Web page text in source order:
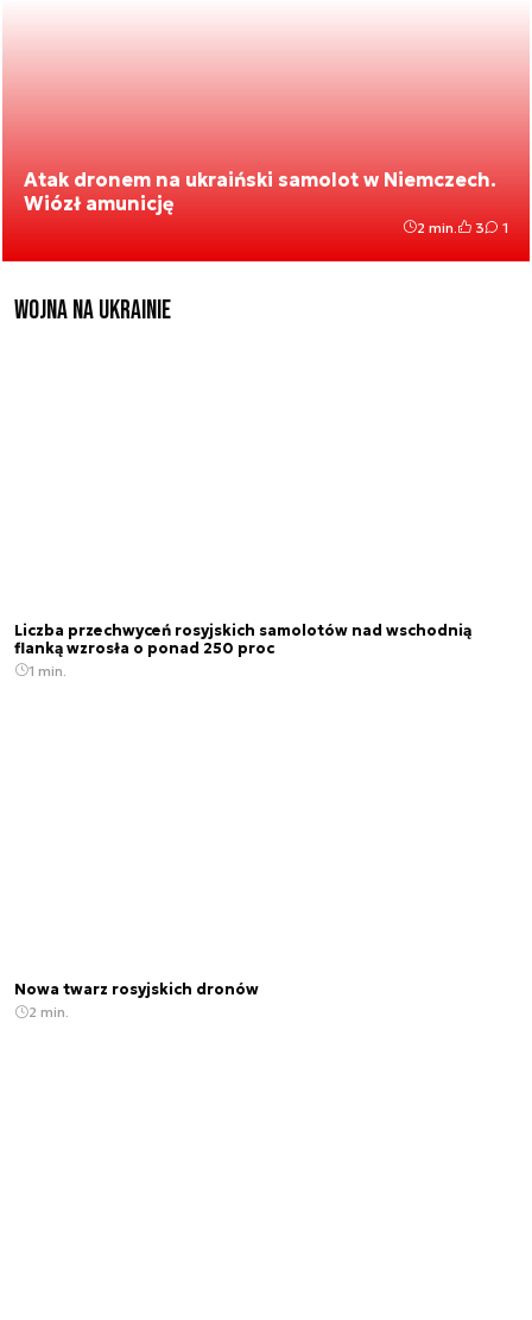
Atak dronem na ukraiński samolot w Niemczech.
Wiózł amunicję
2 min. 3 1
Wojna na Ukrainie
Liczba przechwyceń rosyjskich samolotów nad wschodnią
flanką wzrosła o ponad 250 proc
1 min.
Nowa twarz rosyjskich dronów
2 min.